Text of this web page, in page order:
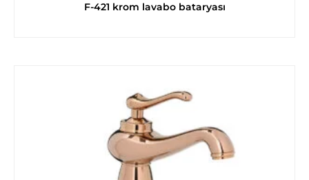
F-421 krom lavabo bataryası